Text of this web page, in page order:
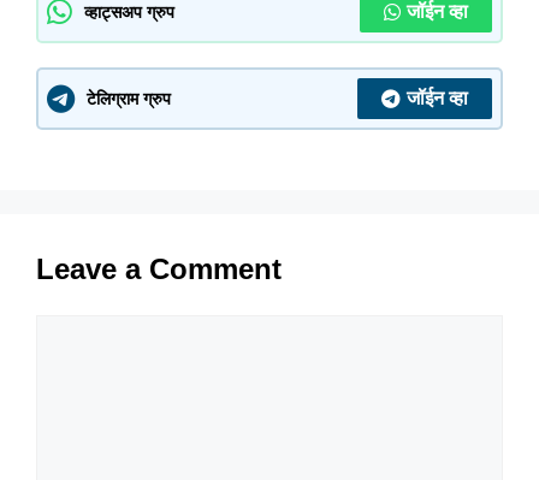
व्हाट्सअप ग्रुप जॉईन व्हा
टेलिग्राम ग्रुप जॉईन व्हा
Leave a Comment